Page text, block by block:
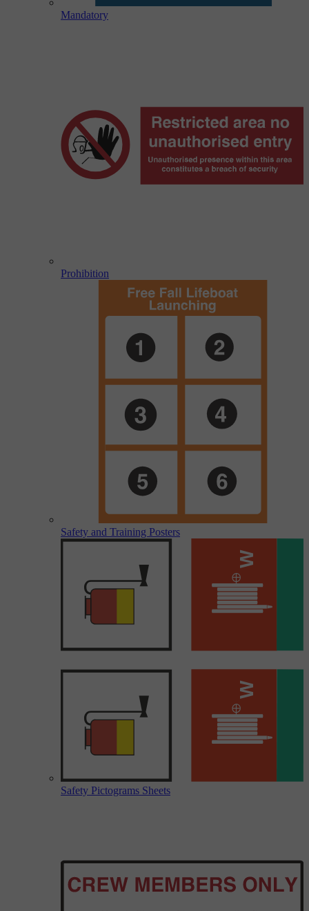
Mandatory
Prohibition
Safety and Training Posters
Safety Pictograms Sheets